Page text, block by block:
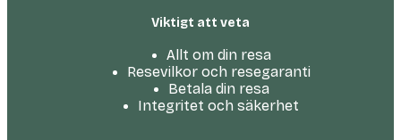
Viktigt att veta
Allt om din resa
Resevilkor och resegaranti
Betala din resa
Integritet och säkerhet